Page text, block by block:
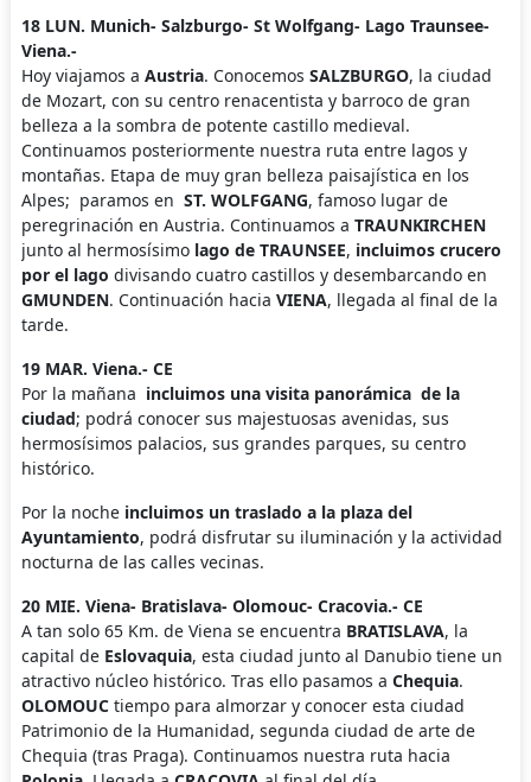
18 LUN. Munich- Salzburgo- St Wolfgang- Lago Traunsee-
Viena.-
Hoy viajamos a Austria. Conocemos SALZBURGO, la ciudad
de Mozart, con su centro renacentista y barroco de gran
belleza a la sombra de potente castillo medieval.
Continuamos posteriormente nuestra ruta entre lagos y
montañas. Etapa de muy gran belleza paisajística en los
Alpes; paramos en ST. WOLFGANG, famoso lugar de
peregrinación en Austria. Continuamos a TRAUNKIRCHEN
junto al hermosísimolago de TRAUNSEE, incluimos crucero
por el lago divisando cuatro castillos y desembarcando en
GMUNDEN. Continuación hacia VIENA, llegada al final de la
tarde.
19 MAR. Viena.- CE
Por la mañana incluimos una visita panorámica de la
ciudad; podrá conocer sus majestuosas avenidas, sus
hermosísimos palacios, sus grandes parques, su centro
histórico.
Por la noche incluimos un traslado a la plaza del
Ayuntamiento, podrá disfrutar su iluminación y la actividad
nocturna de las calles vecinas.
20 MIE. Viena- Bratislava- Olomouc- Cracovia.- CE
A tan solo 65 Km. de Viena se encuentra BRATISLAVA, la
capital de Eslovaquia, esta ciudad junto al Danubio tiene un
atractivo núcleo histórico. Tras ello pasamos a Chequia.
OLOMOUC tiempo para almorzar y conocer esta ciudad
Patrimonio de la Humanidad, segunda ciudad de arte de
Chequia (tras Praga). Continuamos nuestra ruta hacia